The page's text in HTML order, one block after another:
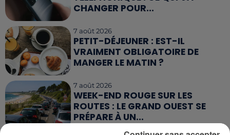
CHANGER POUR...
7 août 2026
PETIT-DÉJEUNER : EST-IL
VRAIMENT OBLIGATOIRE DE
MANGER LE MATIN ?
7 août 2026
WEEK-END ROUGE SUR LES
ROUTES : LE GRAND OUEST SE
PRÉPARE À UN...